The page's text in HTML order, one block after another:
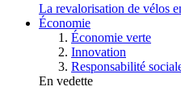
La revalorisation de vélos
Économie
Économie verte
Innovation
Responsabilité
En vedette